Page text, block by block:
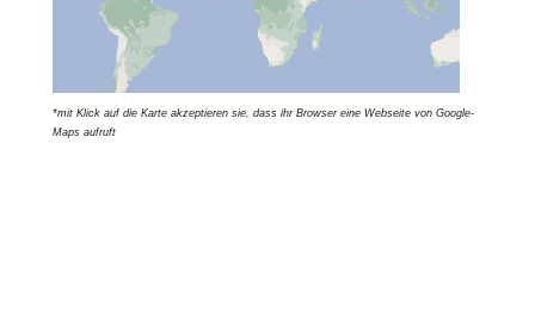
*mit Klick auf die Karte akzeptieren sie, dass ihr Browser eine Webseite von Google-
Maps aufruft